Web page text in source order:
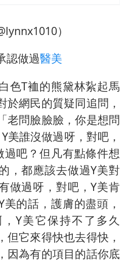
）
認做過醫美
色T裇的熊黛林紥起馬
於網民的質疑同追問，
老問臉臉臉，你是想問
美誰沒做過呀，對吧，
過吧？但凡有點條件想
，都應該去做過Y美對
做過呀，對吧，Y美肯
的話，護膚的盡頭，
Y美它保持不了多久
但它來得快也去得快，
因為有的項目的話你底